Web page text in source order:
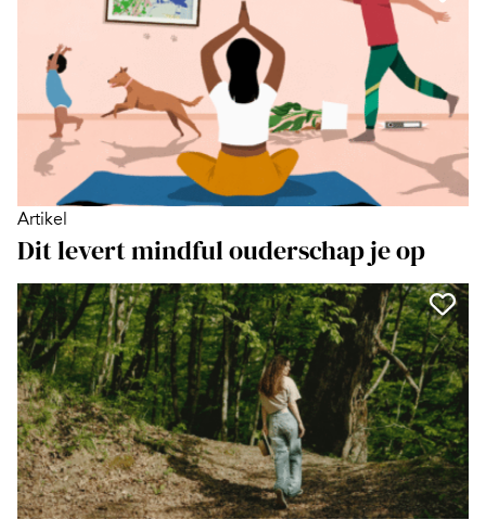
Artikel
Dit levert mindful ouderschap je op